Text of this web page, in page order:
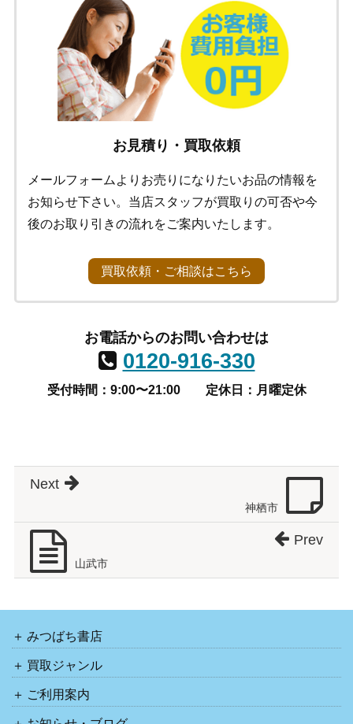
お見積り・買取依頼
メールフォームよりお売りになりたいお品の情報を
お知らせ下さい。当店スタッフが買取りの可否や今
後のお取り引きの流れをご案内いたします。
買取依頼・ご相談はこちら
お電話からのお問い合わせは
0120-916-330
受付時間：9:00〜21:00 定休日：月曜定休
神栖市
Next
山武市
Prev
みつばち書店
買取ジャンル
ご利用案内